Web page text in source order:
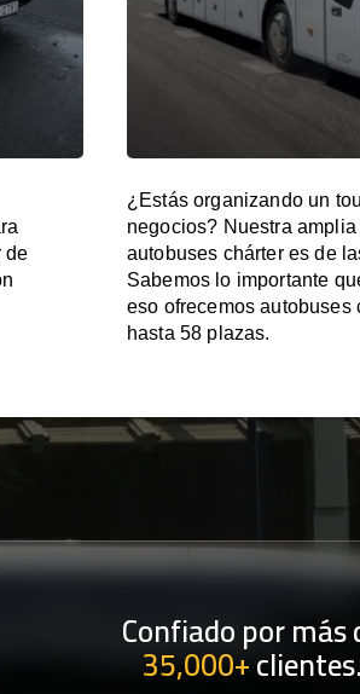
de
¿Estás organizando un
negocios? Nuestra
autobuses chárter es de
Sabemos lo importante
eso ofrecemos autobuses
hasta 58 plazas.
Confiado por más
35,000+clientes.